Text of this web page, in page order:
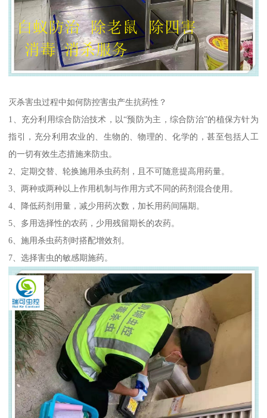
灭杀害虫过程中如何防控害虫产生抗药性？
1、充分利用综合防治技术，以“预防为主，综合防治”的植保方针为
指引，充分利用农业的、生物的、物理的、化学的，甚至包括人工
的一切有效生态措施来防虫。
2、定期交替、轮换施用杀虫药剂，且不可随意提高用药量。
3、两种或两种以上作用机制与作用方式不同的药剂混合使用。
4、降低药剂用量，减少用药次数，加长用药间隔期。
5、多用选择性的农药，少用残留期长的农药。
6、施用杀虫药剂时搭配增效剂。
7、选择害虫的敏感期施药。